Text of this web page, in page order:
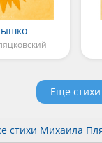
Еще стихи
стихи Михаила